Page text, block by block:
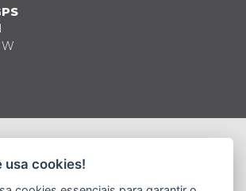
W
Termos e Condições
de Segurança da Informação
usa cookies!